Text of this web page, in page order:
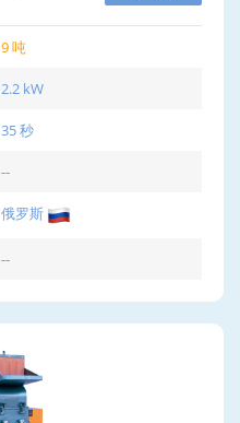
9 吨
2.2 kW
35 秒
--
俄罗斯
--